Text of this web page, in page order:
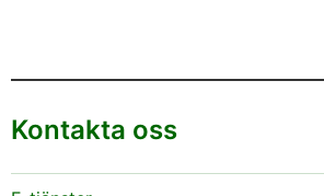
Kontakta oss